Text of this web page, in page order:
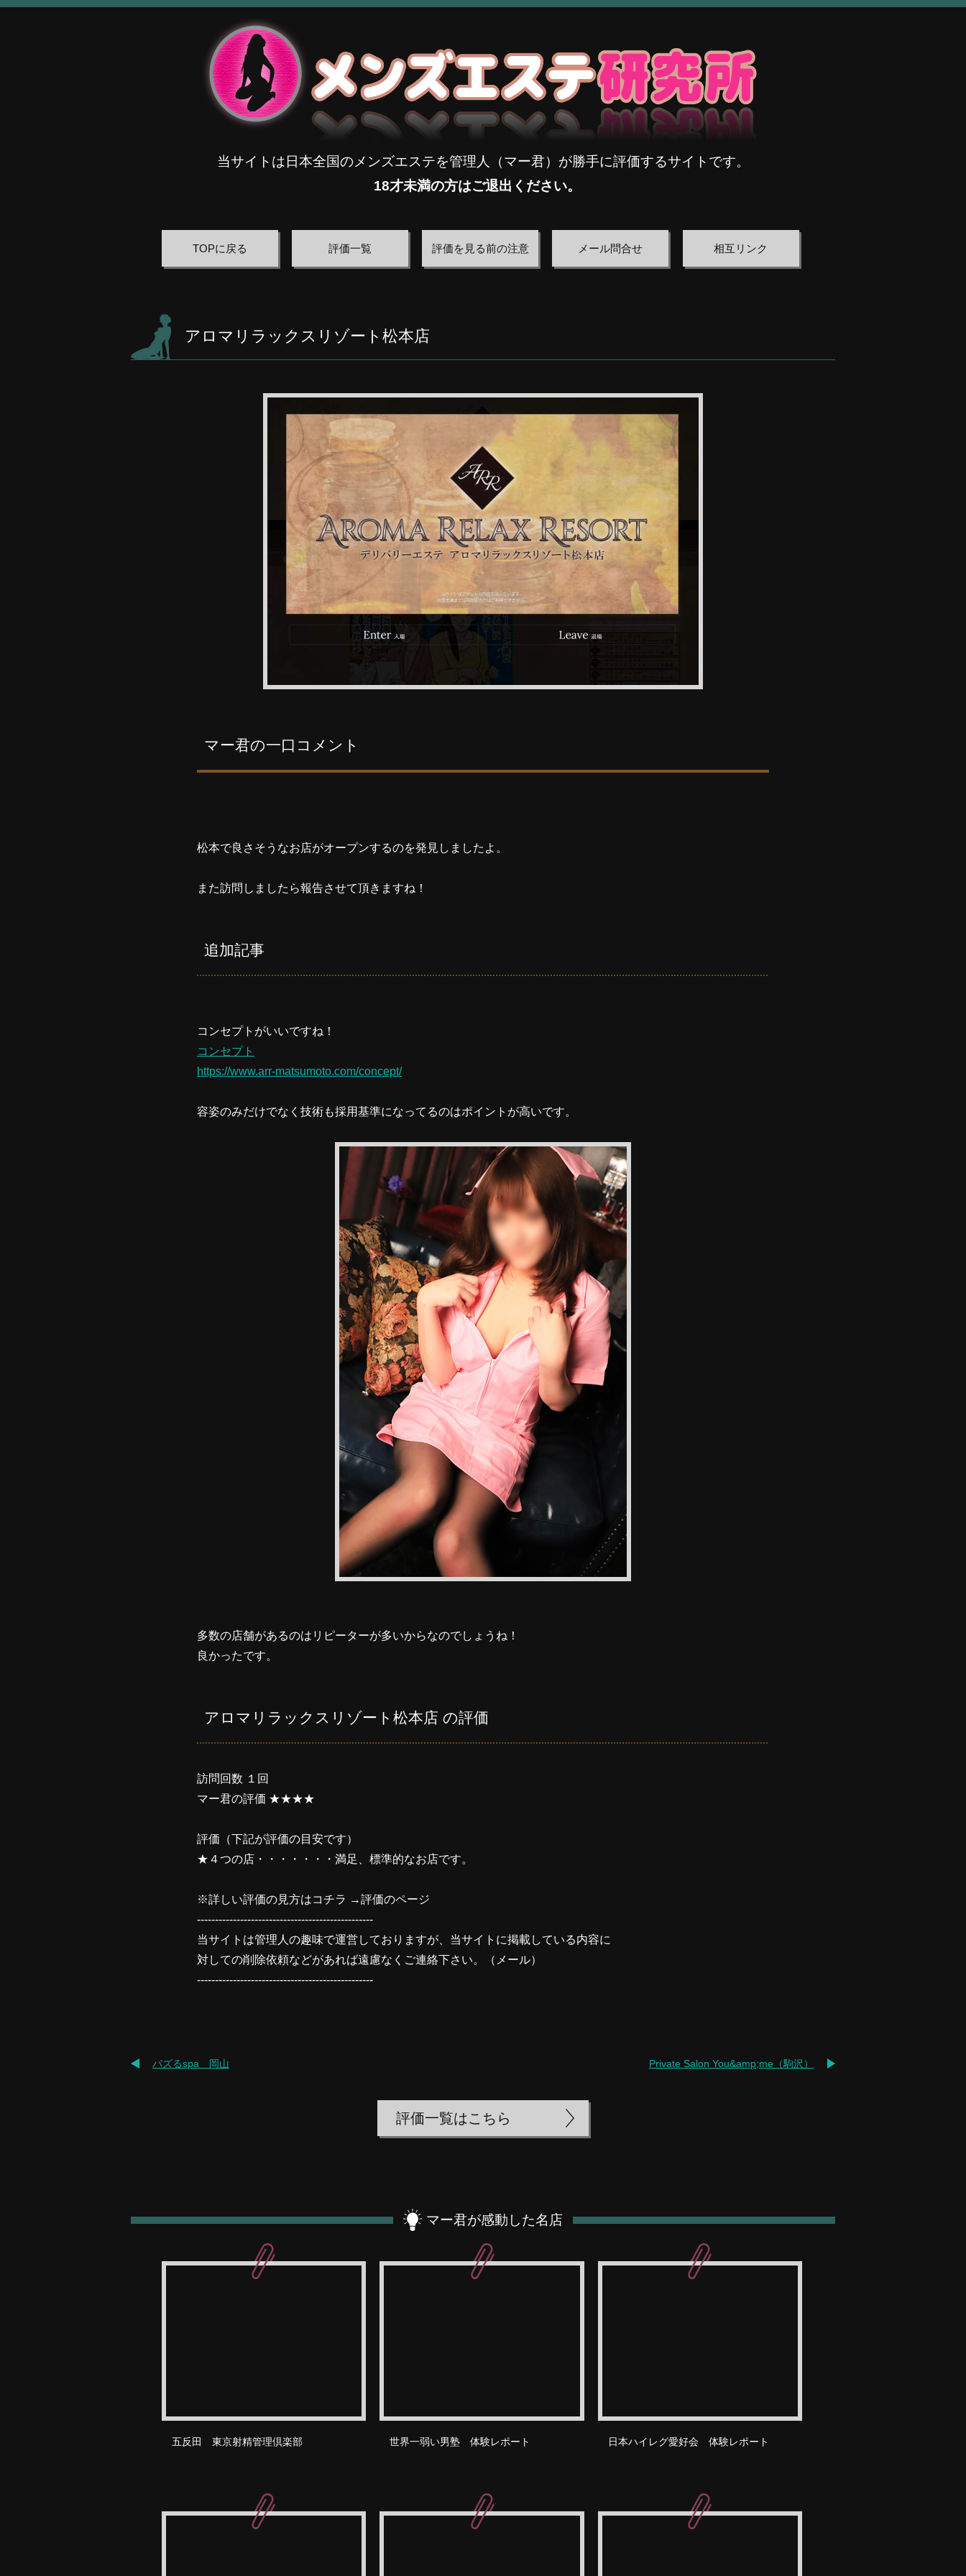
当サイトは日本全国のメンズエステを管理人（マー君）が勝手に評価するサイトです。
18才未満の方はご退出ください。
TOPに戻る 評価一覧 評価を見る前の注意 メール問合せ 相互リンク
アロマリラックスリゾート松本店
マー君の一口コメント
松本で良さそうなお店がオープンするのを発見しましたよ。
また訪問しましたら報告させて頂きますね！
追加記事
コンセプトがいいですね！
コンセプト
https://www.arr-matsumoto.com/concept/
容姿のみだけでなく技術も採用基準になってるのはポイントが高いです。
多数の店舗があるのはリピーターが多いからなのでしょうね！
良かったです。
アロマリラックスリゾート松本店 の評価
訪問回数 １回
マー君の評価 ★★★★
評価（下記が評価の目安です）
★４つの店・・・・・・・満足、標準的なお店です。
※詳しい評価の見方はコチラ →評価のページ
-------------------------------------------------
当サイトは管理人の趣味で運営しておりますが、当サイトに掲載している内容に
対しての削除依頼などがあれば遠慮なくご連絡下さい。（ メール）
-------------------------------------------------
バズるspa 岡山 Private Salon You&amp;me（駒沢）
評価一覧はこちら
マー君が感動した名店
五反田 東京射精管理倶楽部 世界一弱い男塾 体験レポート 日本ハイレグ愛好会 体験レポート